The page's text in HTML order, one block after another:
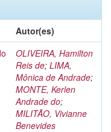
Autor(es)
OLIVEIRA, Hamilton
Reis de; LIMA,
Mônica de Andrade;
MONTE, Kerlen
Andrade do;
MILITÃO, Vivianne
Benevides